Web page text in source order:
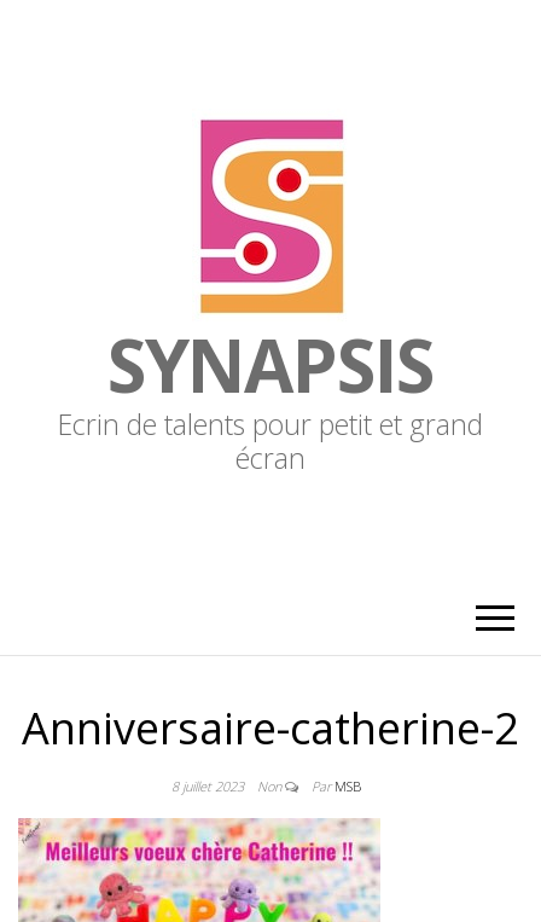
SYNAPSIS
Ecrin de talents pour petit et grand
écran
Anniversaire-catherine-2
8 juillet 2023 Non ParMSB